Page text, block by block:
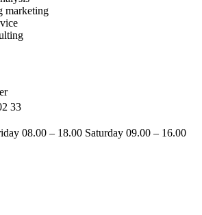
marketing
33
08.00 – 18.00 Saturday 09.00 – 16.00